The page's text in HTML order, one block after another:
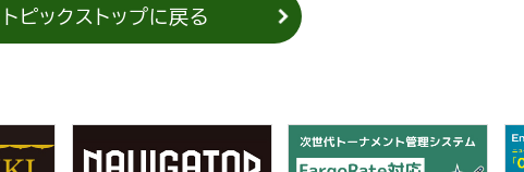
トピックストップに戻る